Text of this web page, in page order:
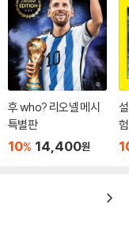
후 who? 리오넬 메시
특별판
10% 14,400원